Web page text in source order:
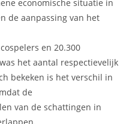
economische situatie in
de aanpassing van het
en 20.300
het aantal respectievelijk
bekeken is het verschil in
de
van de schattingen in